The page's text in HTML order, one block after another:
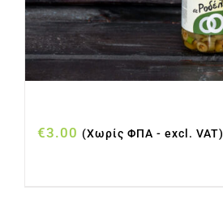
€3.00 (Χωρίς ΦΠΑ - excl. VAT)